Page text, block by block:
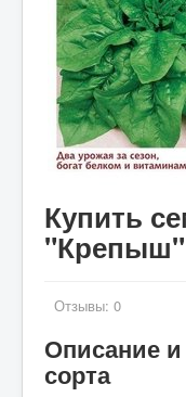
Купить
"Крепыш"
Отзывы: 0
Описание и
сорта